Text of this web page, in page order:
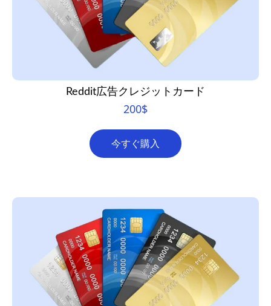
Reddit広告クレジットカード
200$
今すぐ購入